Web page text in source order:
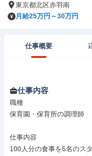
東京都北区赤羽南
月給25万円～30万円
仕事概要
仕事内容
職種
保育園・保育所の調理師
仕事内容
100人分の食事を5名のス